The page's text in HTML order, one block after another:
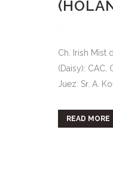
Ch. Irish Mist
(Daisy): CAC,
Juez: Sr. A.
READ MORE